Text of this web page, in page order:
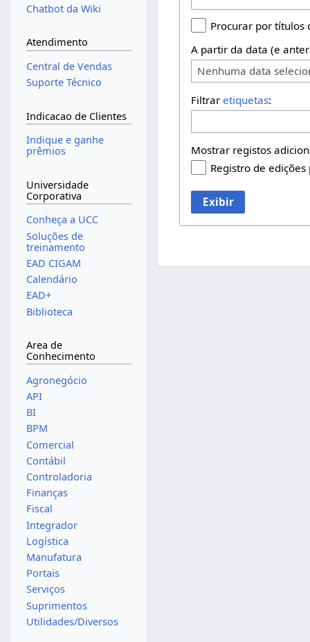
Procurar por títulos
A partir da data (e
Nenhuma data
Filtraretiquetas:
Mostrar registos
Registro de
Exibir
Chatbot da Wiki
Atendimento
Central de Vendas
Suporte Técnico
Indicacao de Clientes
Indique e ganhe
prêmios
Universidade
Corporativa
Conheça a UCC
Soluções de
treinamento
EAD CIGAM
Calendário
EAD+
Biblioteca
Area de
Conhecimento
Agronegócio
API
BI
BPM
Comercial
Contábil
Controladoria
Finanças
Fiscal
Integrador
Logística
Manufatura
Portais
Serviços
Suprimentos
Utilidades/Diversos